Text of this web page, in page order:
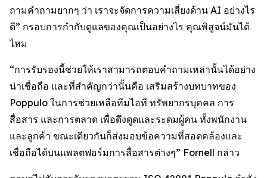
ถามคำถามยากๆ ว่า เราจะจัดการความเสี่ยงด้าน AI อย่างไร
ดี” กรอบการกำกับดูแลของคุณเป็นอย่างไร คุณพิสูจน์มันได้
ไหม
“การรับรองนี้ช่วยให้เราสามารถตอบคำถามเหล่านั้นได้อย่าง
น่าเชื่อถือ และที่สำคัญกว่านั้นคือ เสริมสร้างบทบาทของ
Poppulo ในการช่วยเหลือทีมไอที ทรัพยากรบุคคล การ
สื่อสาร และการตลาด เพื่อดึงดูดและระดมผู้คน ทั้งพนักงาน
และลูกค้า ขณะเดียวกันก็ส่งมอบข้อความที่สอดคล้องและ
เชื่อถือได้บนแพลตฟอร์มการสื่อสารต่างๆ” Fornell กล่าว